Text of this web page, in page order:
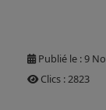
Publié le : 9
Clics : 2823